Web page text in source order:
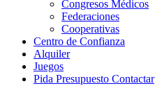
Congresos Médicos
Federaciones
Cooperativas
Centro de Confianza
Alquiler
Juegos
Pida Presupuesto Contactar